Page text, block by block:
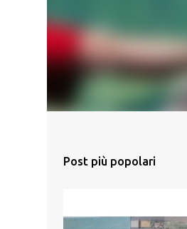
Post più popolari